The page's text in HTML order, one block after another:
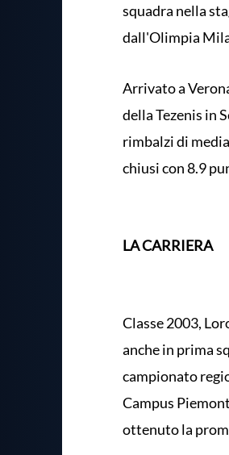
squadra nella
dall'Olimpia
Arrivato a
della Tezenis in
rimbalzi di
chiusi con 8.9
LA CARRIERA
Classe 2003,
anche in prima
campionato
Campus
ottenuto la